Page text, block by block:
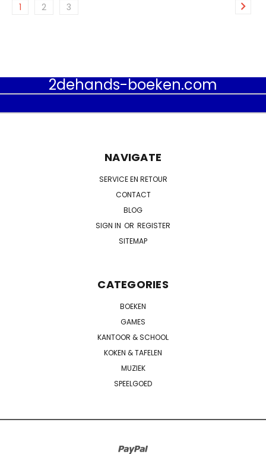
1 2 3
2dehands-boeken.com
NAVIGATE
SERVICE EN RETOUR
CONTACT
BLOG
SIGN IN OR REGISTER
SITEMAP
CATEGORIES
BOEKEN
GAMES
KANTOOR & SCHOOL
KOKEN & TAFELEN
MUZIEK
SPEELGOED